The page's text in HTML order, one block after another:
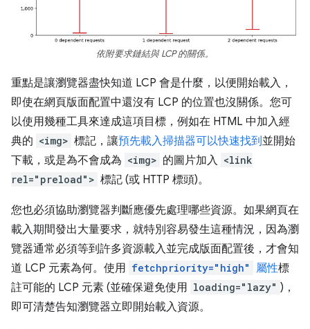
依附要求鏈結與 LCP 的關係。
重點是讓瀏覽器盡快知道 LCP 會是什麼，以便開始載入，
即使在網頁版面配置中還沒有 LCP 的位置也沒關係。您可
以使用幾種工具來達成這項目標，例如在 HTML 中加入經
典的 <img> 標記，讓預先載入掃描器可以快速找到並開始
下載，或是為不會成為 <img> 的圖片加入 <link
rel="preload"> 標記 (或 HTTP 標頭)。
您也必須協助瀏覽器判斷應優先處理哪些資源。如果網頁在
載入期間發出大量要求，就特別容易發生這種情況，因為瀏
覽器通常必須等到許多資源載入並完成版面配置後，才會知
道 LCP 元素為何。使用 fetchpriority="high" 屬性標
註可能的 LCP 元素 (並確保避免使用 loading="lazy" )，
即可清楚告知瀏覽器立即開始載入資源。